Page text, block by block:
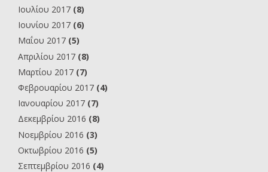
Ιουλίου 2017 (8)
Ιουνίου 2017 (6)
Μαΐου 2017 (5)
Απριλίου 2017 (8)
Μαρτίου 2017 (7)
Φεβρουαρίου 2017 (4)
Ιανουαρίου 2017 (7)
Δεκεμβρίου 2016 (8)
Νοεμβρίου 2016 (3)
Οκτωβρίου 2016 (5)
Σεπτεμβρίου 2016 (4)